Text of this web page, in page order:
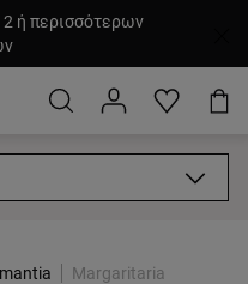
2 ή περισσότερων
Margaritaria